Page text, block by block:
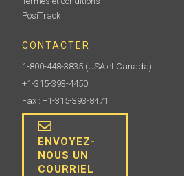
PosiTrack
CONTACTER
1-800-448-3835 (USA et Canada)
+1-315-393-4450
Fax : +1-315-393-8471
ENVOYEZ-
NOUS UN
COURRIEL